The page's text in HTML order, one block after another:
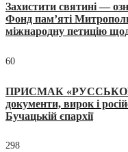
Захистити святині —
Фонд пам’яті
міжнародну петицію
60
ПРИСМАК
документи, вирок і
Бучацькій єпархії
298